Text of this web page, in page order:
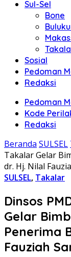
Sul-Sel
Bone
Sosial
Pedoman
Redaksi
Pedoman
Kode
Redaksi
Beranda SULSEL
Takalar Gelar
dr. Hj. Nilal
SULSEL, Takalar
Dinsos
Gelar
Penerima
Fauziah